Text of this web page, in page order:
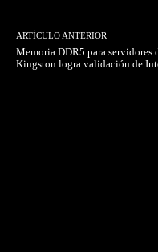
ARTÍCULO ANTERIOR
Memoria DDR5 para servidores
Kingston logra validación de